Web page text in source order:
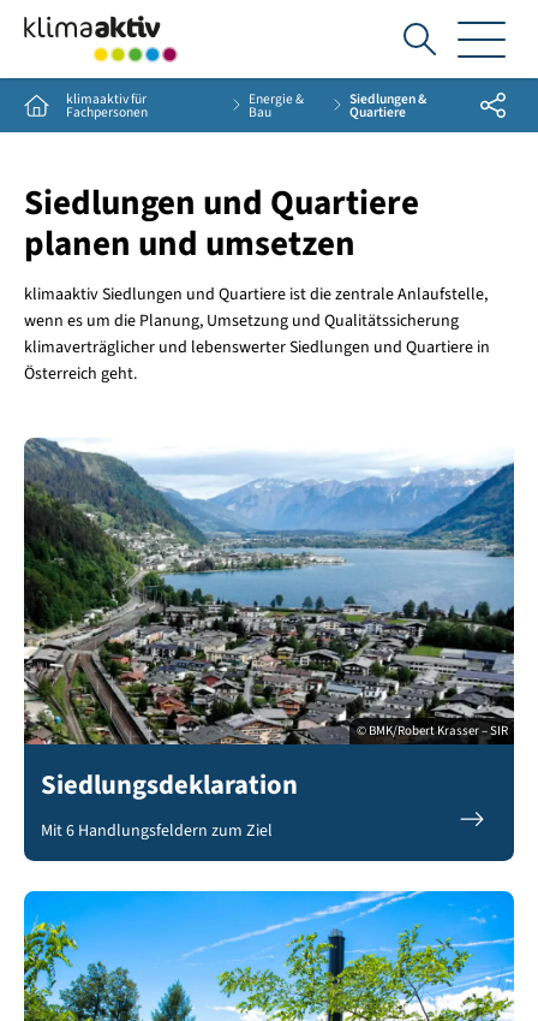
Ich
suche...
Home klimaaktiv für
Fachpersonen
Energie &
Bau
Siedlungen &
Quartiere Share
Siedlungen und Quartiere
planen und umsetzen
klimaaktiv Siedlungen und Quartiere ist die zentrale Anlaufstelle,
wenn es um die Planung, Umsetzung und Qualitätssicherung
klimaverträglicher und lebenswerter Siedlungen und Quartiere in
Österreich geht.
© BMK/Robert Krasser – SIR
Siedlungsdeklaration
Mit 6 Handlungsfeldern zum Ziel